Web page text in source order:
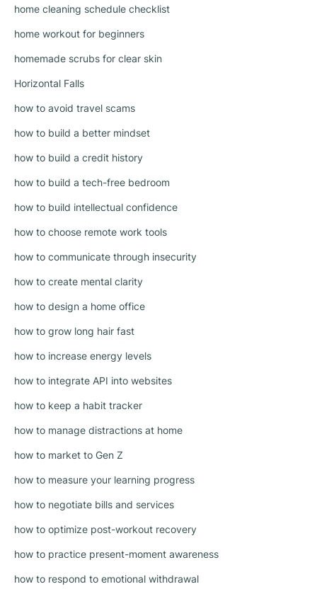
home cleaning schedule checklist
home workout for beginners
homemade scrubs for clear skin
Horizontal Falls
how to avoid travel scams
how to build a better mindset
how to build a credit history
how to build a tech-free bedroom
how to build intellectual confidence
how to choose remote work tools
how to communicate through insecurity
how to create mental clarity
how to design a home office
how to grow long hair fast
how to increase energy levels
how to integrate API into websites
how to keep a habit tracker
how to manage distractions at home
how to market to Gen Z
how to measure your learning progress
how to negotiate bills and services
how to optimize post-workout recovery
how to practice present-moment awareness
how to respond to emotional withdrawal